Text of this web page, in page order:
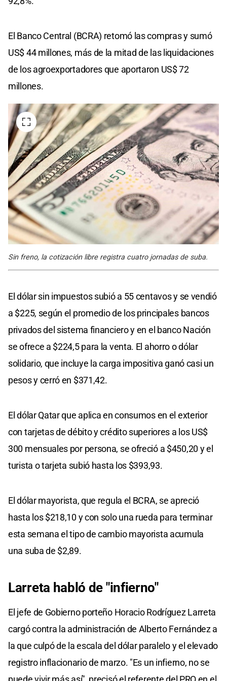
El Banco Central (BCRA) retomó las compras y sumó
US$ 44 millones, más de la mitad de las liquidaciones
de los agroexportadores que aportaron US$ 72
millones.
Sin freno, la cotización libre registra cuatro jornadas de suba.
El dólar sin impuestos subió a 55 centavos y se vendió
a $225, según el promedio de los principales bancos
privados del sistema financiero y en el banco Nación
se ofrece a $224,5 para la venta. El ahorro o dólar
solidario, que incluye la carga impositiva ganó casi un
pesos y cerró en $371,42.
El dólar Qatar que aplica en consumos en el exterior
con tarjetas de débito y crédito superiores a los US$
300 mensuales por persona, se ofreció a $450,20 y el
turista o tarjeta subió hasta los $393,93.
El dólar mayorista, que regula el BCRA, se apreció
hasta los $218,10 y con solo una rueda para terminar
esta semana el tipo de cambio mayorista acumula
una suba de $2,89.
Larreta habló de "infierno"
El jefe de Gobierno porteño Horacio Rodríguez Larreta
cargó contra la administración de Alberto Fernández a
la que culpó de la escala del dólar paralelo y el elevado
registro inflacionario de marzo. "Es un infierno, no se